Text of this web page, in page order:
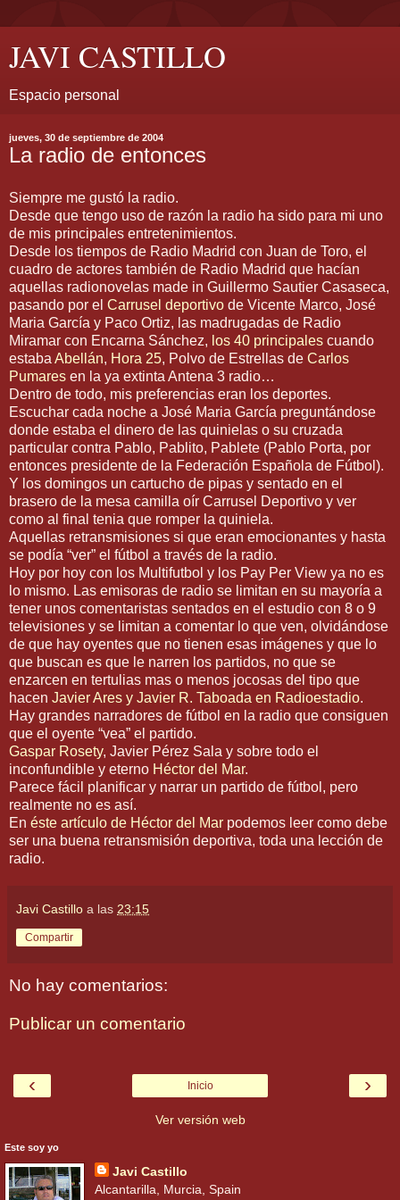
JAVI CASTILLO
Espacio personal
jueves, 30 de septiembre de 2004
La radio de entonces
Siempre me gustó la radio.
Desde que tengo uso de razón la radio ha sido para mi uno
de mis principales entretenimientos.
Desde los tiempos de Radio Madrid con Juan de Toro, el
cuadro de actores también de Radio Madrid que hacían
aquellas radionovelas made in Guillermo Sautier Casaseca,
pasando por el Carrusel deportivo de Vicente Marco, José
Maria García y Paco Ortiz, las madrugadas de Radio
Miramar con Encarna Sánchez, los 40 principales cuando
estaba Abellán, Hora 25, Polvo de Estrellas de Carlos
Pumares en la ya extinta Antena 3 radio…
Dentro de todo, mis preferencias eran los deportes.
Escuchar cada noche a José Maria García preguntándose
donde estaba el dinero de las quinielas o su cruzada
particular contra Pablo, Pablito, Pablete (Pablo Porta, por
entonces presidente de la Federación Española de Fútbol).
Y los domingos un cartucho de pipas y sentado en el
brasero de la mesa camilla oír Carrusel Deportivo y ver
como al final tenia que romper la quiniela.
Aquellas retransmisiones si que eran emocionantes y hasta
se podía “ver” el fútbol a través de la radio.
Hoy por hoy con los Multifutbol y los Pay Per View ya no es
lo mismo. Las emisoras de radio se limitan en su mayoría a
tener unos comentaristas sentados en el estudio con 8 o 9
televisiones y se limitan a comentar lo que ven, olvidándose
de que hay oyentes que no tienen esas imágenes y que lo
que buscan es que le narren los partidos, no que se
enzarcen en tertulias mas o menos jocosas del tipo que
hacen Javier Ares y Javier R. Taboada en Radioestadio.
Hay grandes narradores de fútbol en la radio que consiguen
que el oyente “vea” el partido.
Gaspar Rosety, Javier Pérez Sala y sobre todo el
inconfundible y eterno Héctor del Mar.
Parece fácil planificar y narrar un partido de fútbol, pero
realmente no es así.
En éste artículo de Héctor del Mar podemos leer como debe
ser una buena retransmisión deportiva, toda una lección de
radio.
Javi Castillo a las 23:15
Compartir
No hay comentarios:
Publicar un comentario
‹ ›
Inicio
Ver versión web
Este soy yo
Javi Castillo
Alcantarilla, Murcia, Spain